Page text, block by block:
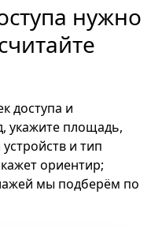
нужно
доступа и
укажите площадь,
и тип
ориентир;
мы подберём по